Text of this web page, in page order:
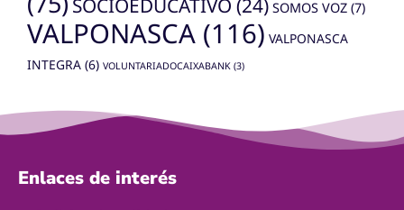
SOCIOEDUCATIVO (24) SOMOS VOZ (7)
VALPONASCA (116) VALPONASCA
INTEGRA (6) VOLUNTARIADOCAIXABANK (3)
Enlaces de interés